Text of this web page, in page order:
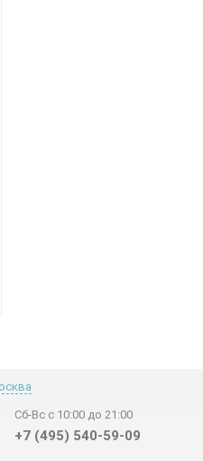
Сб-Вс с 10:00 до 21:00
+7 (495) 540-59-09